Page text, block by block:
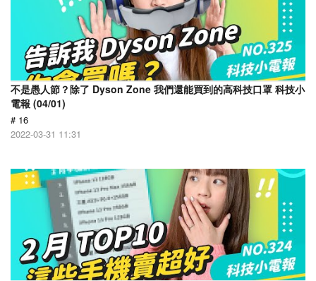
不是愚人節？除了 Dyson Zone 我們還能買到的高科技口罩 科技小
電報 (04/01)
# 16
2022-03-31 11:31